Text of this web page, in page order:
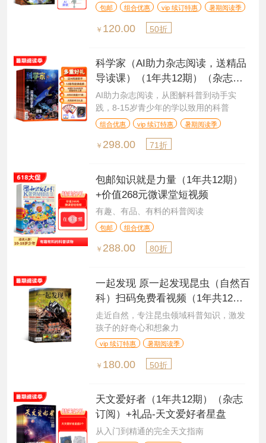
造力+共情力
包邮 组合优惠 vip 续订特惠 暑期阅读季
￥ 120.00 50折
科学家（AI助力杂志阅读，送精品
导读课）（1年共12期）（杂志订
阅）+AI知识能量卡
AI助力杂志阅读，从图解科普到动手实
践，8-15岁青少年的学以致用的科普
组合优惠 vip 续订特惠 暑期阅读季
￥ 298.00 71折
包邮知识就是力量（1年共12期）
+价值268元微课堂短视频
有趣、有品、有料的科普阅读
包邮 组合优惠
￥ 288.00 80折
一起发现 原一起发现昆虫（自然百
科）扫码免费看视频（1年共12
期）（杂志订阅）
走近自然，专注昆虫领域科普知识，激发
孩子的好奇心和想象力
vip 续订特惠 暑期阅读季
￥ 180.00 50折
天文爱好者（1年共12期）（杂志
订阅）+礼品-天文爱好者星盘
从入门到精通的完全天文指南